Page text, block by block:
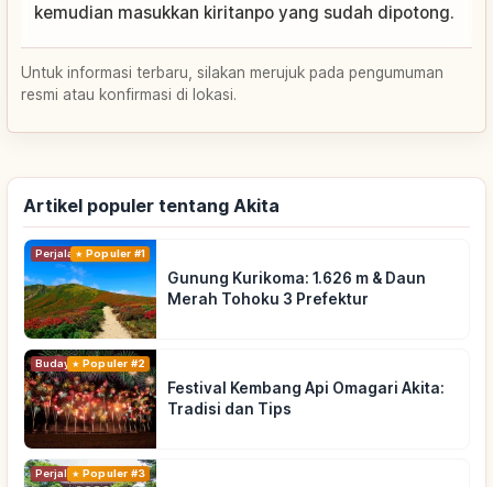
kemudian masukkan kiritanpo yang sudah dipotong.
Untuk informasi terbaru, silakan merujuk pada pengumuman
resmi atau konfirmasi di lokasi.
Artikel populer tentang Akita
PerjalananPopuler #1
Gunung Kurikoma: 1.626 m & Daun
Merah Tohoku 3 Prefektur
Budaya Tradisional
Populer #2
Festival Kembang Api Omagari Akita:
Tradisi dan Tips
PerjalananPopuler #3